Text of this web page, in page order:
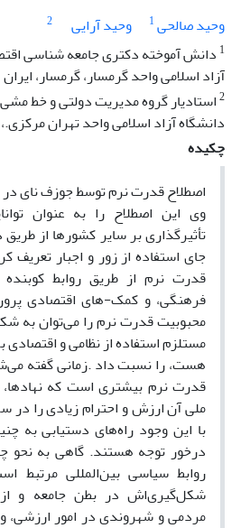
وحید صالحی1 وحید آرایی
2
1 دانش آموخته دکتری جامعه شناسی
آزاد اسلامی واحد گرمسار، گرمسار، ایران
2استادیار گروه مدیریت دولتی و خط
دانشگاه آزاد اسلامی واحد تهران
چکیده
وی این اصطلاح را به عنوان
تأثیرگذاری بر سایر کشورها از
جای استفاده از زور و اجبار تعریف
قدرت نرم از طریق روابط کوبنده
فرهنگی، و کمک-های اقتصادی
محبوبیت قدرت نرم را می‌توان
مستلزم استفاده از نظامی و اقتصادی
هست، را نسبت داد .زمانی گفته
قدرت نرم بیشتری است که
ملی آن ارزش و احترام زیادی را در
با این وجود راه‌های دستیابی به
درخور توجه هستند. گاهی به نحو
روابط سیاسی بین‌المللی مرتبط
شکل‌گیری‌اش در بطن جامعه و
مردمی و شهروندی در امور ارزشی، و